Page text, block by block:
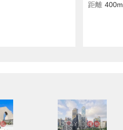
距離 400m